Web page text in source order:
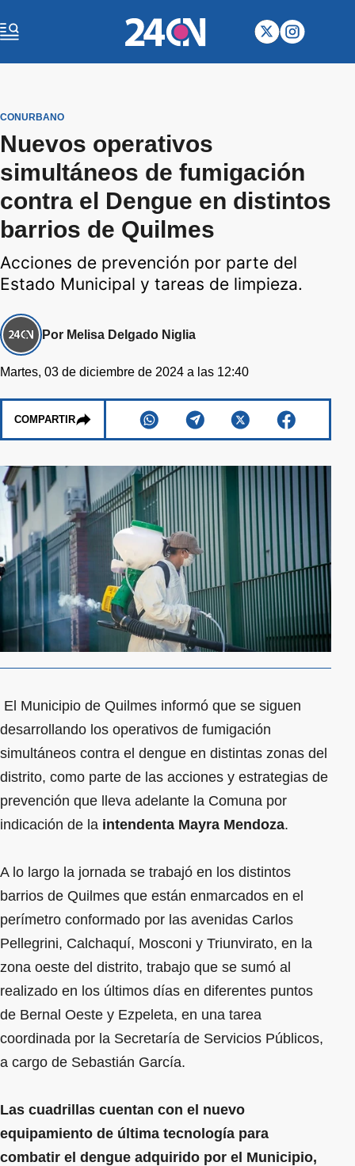
CONURBANO
Nuevos operativos
simultáneos de fumigación
contra el Dengue en distintos
barrios de Quilmes
Acciones de prevención por parte del
Estado Municipal y tareas de limpieza.
Por Melisa Delgado Niglia
Martes, 03 de diciembre de 2024 a las 12:40
COMPARTIR
El Municipio de Quilmes informó que se siguen
desarrollando los operativos de fumigación
simultáneos contra el dengue en distintas zonas del
distrito, como parte de las acciones y estrategias de
prevención que lleva adelante la Comuna por
indicación de la intendenta Mayra Mendoza.
A lo largo la jornada se trabajó en los distintos
barrios de Quilmes que están enmarcados en el
perímetro conformado por las avenidas Carlos
Pellegrini, Calchaquí, Mosconi y Triunvirato, en la
zona oeste del distrito, trabajo que se sumó al
realizado en los últimos días en diferentes puntos
de Bernal Oeste y Ezpeleta, en una tarea
coordinada por la Secretaría de Servicios Públicos,
a cargo de Sebastián García.
Las cuadrillas cuentan con el nuevo
equipamiento de última tecnología para
combatir el dengue adquirido por el Municipio,